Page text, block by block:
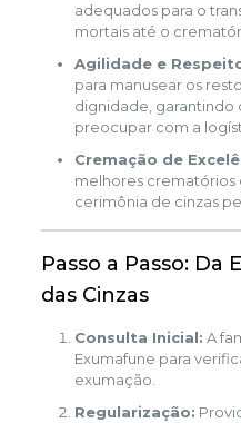
adequados para o
mortais até o
Agilidade e
para manusear os
dignidade, garantindo
preocupar com a
Cremação de
melhores crematórios
cerimônia de cinzas
Passo a Passo: Da
das Cinzas
Consulta Inicial: A
Exumafune para
exumação.
Regularização: